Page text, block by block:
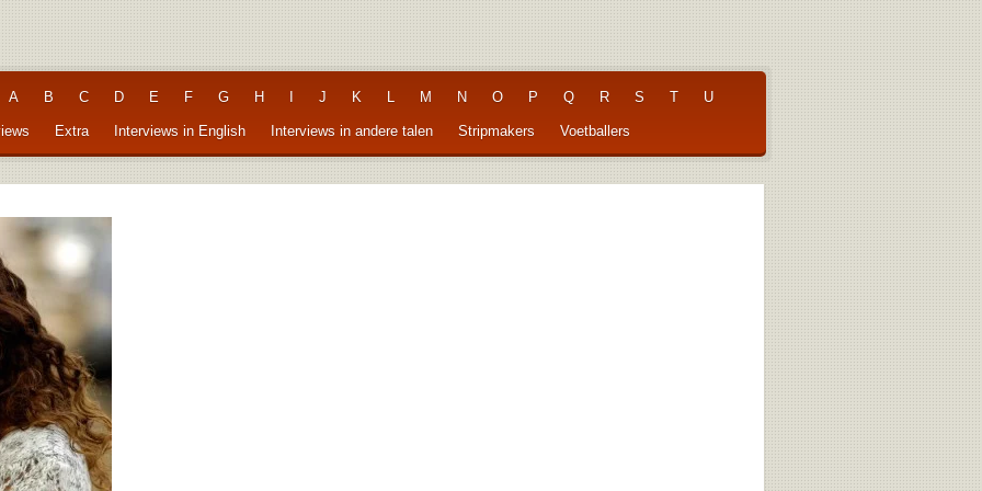
A B C D E F G H J K L M N O P Q R S T U
Extra Interviews in English Interviews in andere talen Stripmakers Voetballers